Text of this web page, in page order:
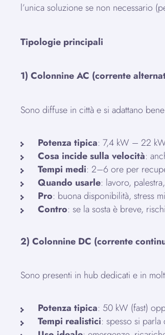
l’unica soluzione se non necessario
Tipologie principali
1) Colonnine AC (corrente
Sono diffuse in città e si adattano
Potenza tipica: 7,4 kW – 22
Cosa incide sulla velocità:
Tempi medi: 2–6 ore per
Quando usarle: lavoro,
Pro: buona disponibilità, stress
Contro: se la sosta è breve,
2) Colonnine DC (corrente
Sono presenti in hub dedicati e in
Potenza tipica: 50 kW (fast)
Tempi realistici: spesso si